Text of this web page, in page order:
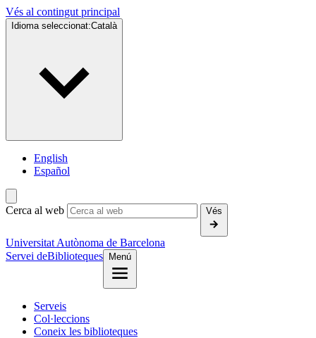
Vés al contingut principal
Idioma seleccionat:Català
English
Español
Cerca al web Vés
Universitat Autònoma de Barcelona
Servei deBiblioteques Menú
Serveis
Col·leccions
Coneix les biblioteques